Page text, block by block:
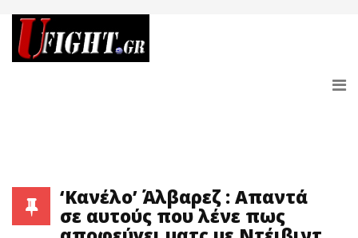
‘Κανέλο’ Άλβαρεζ : Απαντά
σε αυτούς που λένε πως